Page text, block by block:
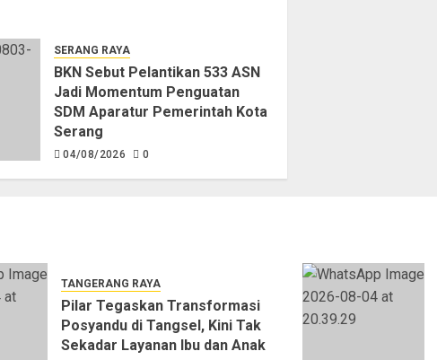
SERANG RAYA
BKN Sebut Pelantikan 533 ASN
Jadi Momentum Penguatan
SDM Aparatur Pemerintah Kota
Serang
04/08/2026 0
TANGERANG RAYA
Pilar Tegaskan Transformasi
Posyandu di Tangsel, Kini Tak
Sekadar Layanan Ibu dan Anak